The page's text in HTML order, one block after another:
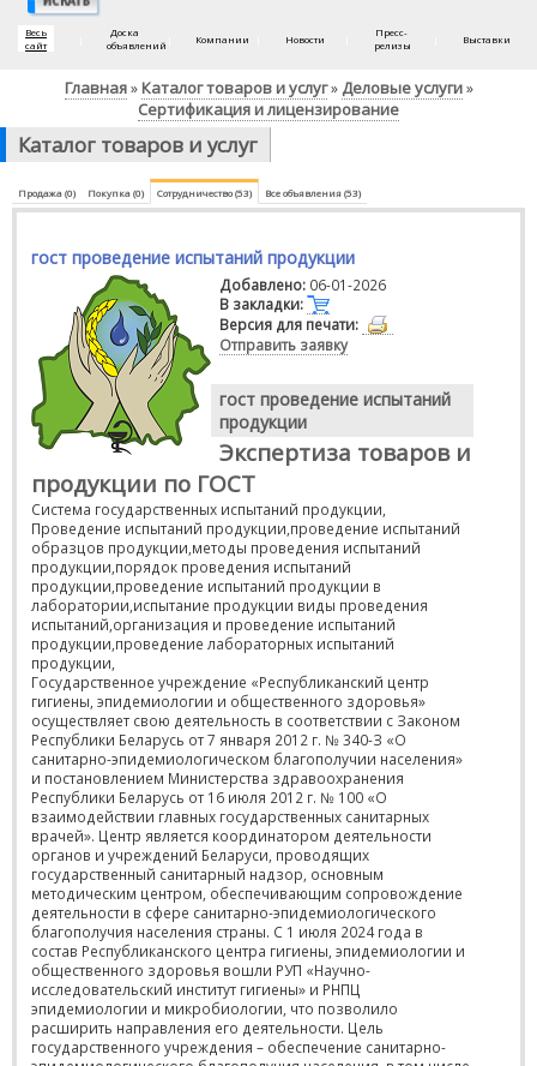
Весь
сайт
Доска
объявлений
Компании Новости
Пресс-
релизы
Выставки
Главная» Каталог товаров и услуг» Деловые услуги»
Сертификация и лицензирование
Каталог товаров и услуг
Продажа (0) Покупка (0) Сотрудничество (53) Все объявления (53)
гост проведение испытаний продукции
Добавлено: 06-01-2026
В закладки:
Версия для печати:
Отправить заявку
гост проведение испытаний
продукции
Экспертиза товаров и
продукции по ГОСТ
Система государственных испытаний продукции,
Проведение испытаний продукции,проведение испытаний
образцов продукции,методы проведения испытаний
продукции,порядок проведения испытаний
продукции,проведение испытаний продукции в
лаборатории,испытание продукции виды проведения
испытаний,организация и проведение испытаний
продукции,проведение лабораторных испытаний
продукции,
Государственное учреждение «Республиканский центр
гигиены, эпидемиологии и общественного здоровья»
осуществляет свою деятельность в соответствии с Законом
Республики Беларусь от 7 января 2012 г. № 340-З «О
санитарно-эпидемиологическом благополучии населения»
и постановлением Министерства здравоохранения
Республики Беларусь от 16 июля 2012 г. № 100 «О
взаимодействии главных государственных санитарных
врачей». Центр является координатором деятельности
органов и учреждений Беларуси, проводящих
государственный санитарный надзор, основным
методическим центром, обеспечивающим сопровождение
деятельности в сфере санитарно-эпидемиологического
благополучия населения страны. С 1 июля 2024 года в
состав Республиканского центра гигиены, эпидемиологии и
общественного здоровья вошли РУП «Научно-
исследовательский институт гигиены» и РНПЦ
эпидемиологии и микробиологии, что позволило
расширить направления его деятельности. Цель
государственного учреждения – обеспечение санитарно-